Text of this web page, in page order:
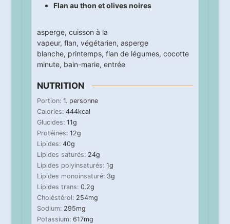
Flan au thon et olives noires
asperge, cuisson à la
vapeur, flan, végétarien, asperge
blanche, printemps, flan de légumes, cocotte
minute, bain-marie, entrée
NUTRITION
Portion: 1. personne
Calories: 444kcal
Glucides: 11g
Protéines: 12g
Lipides: 40g
Lipides saturés: 24g
Lipides polyinsaturés: 1g
Lipides monoinsaturé: 3g
Lipides trans: 0.2g
Choléstérol: 254mg
Sodium: 295mg
Potassium: 617mg